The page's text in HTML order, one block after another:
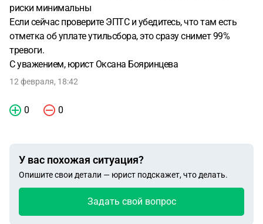
риски минимальны
Если сейчас проверите ЭПТС и убедитесь, что там есть
отметка об уплате утильсбора, это сразу снимет 99%
тревоги.
С уважением, юрист Оксана Бояринцева
12 февраля, 18:42
0 0
У вас похожая ситуация?
Опишите свои детали — юрист подскажет, что делать.
Задать свой вопрос